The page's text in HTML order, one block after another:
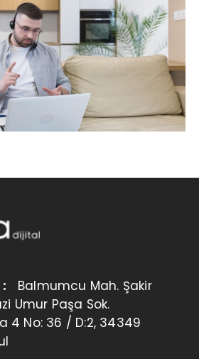
Balmumcu Mah. Şakir
Umur Paşa Sok.
4 No: 36 / D:2, 34349